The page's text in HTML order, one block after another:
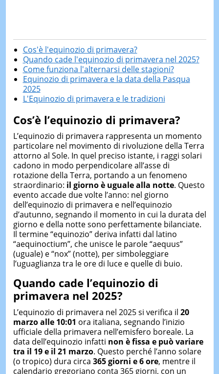
Cos'è l'equinozio di primavera?
Quando cade l'equinozio di primavera nel 2025?
Come funziona l'alternarsi delle stagioni?
Equinozio di primavera e la data della Pasqua
2025
L'Equinozio di primavera e le tradizioni
Cos’è l’equinozio di primavera?
L’equinozio di primavera rappresenta un momento
particolare nel movimento di rivoluzione della Terra
attorno al Sole. In quel preciso istante, i raggi solari
cadono in modo perpendicolare all’asse di
rotazione della Terra, portando a un fenomeno
straordinario: il giorno è uguale alla notte. Questo
evento accade due volte l’anno: nel giorno
dell’equinozio di primavera e nell’equinozio
d’autunno, segnando il momento in cui la durata del
giorno e della notte sono perfettamente bilanciate.
Il termine “equinozio” deriva infatti dal latino
“aequinoctium”, che unisce le parole “aequus”
(uguale) e “nox” (notte), per simboleggiare
l’uguaglianza tra le ore di luce e quelle di buio.
Quando cade l’equinozio di
primavera nel 2025?
​L’equinozio di primavera nel 2025 si verifica il 20
marzo alle 10:01 ora italiana, segnando l’inizio
ufficiale della primavera nell’emisfero boreale. ​La
data dell’equinozio infatti non è fissa e può variare
tra il 19 e il 21 marzo. Questo perché l’anno solare
(o tropico) dura circa 365 giorni e 6 ore, mentre il
calendario gregoriano conta 365 giorni, con un